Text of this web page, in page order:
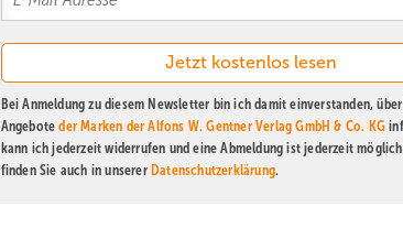
Bei Anmeldung zu diesem Newsletter bin ich damit einverstanden,
Angeboteder Marken der Alfons W. Gentner Verlag GmbH & Co. KG
kann ich jederzeit widerrufen und eine Abmeldung ist jederzeit
finden Sie auch in unserer Datenschutzerklärung.